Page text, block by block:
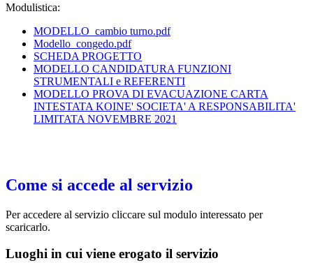
Modulistica:
MODELLO_cambio turno.pdf
Modello_congedo.pdf
SCHEDA PROGETTO
MODELLO CANDIDATURA FUNZIONI
STRUMENTALI e REFERENTI
MODELLO PROVA DI EVACUAZIONE CARTA
INTESTATA KOINE' SOCIETA' A RESPONSABILITA'
LIMITATA NOVEMBRE 2021
Come si accede al servizio
Per accedere al servizio cliccare sul modulo interessato per
scaricarlo.
Luoghi in cui viene erogato il servizio